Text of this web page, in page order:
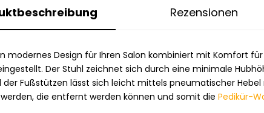
Rezensionen
modernes Design für Ihren Salon kombiniert mit Komfort für
Der Stuhl zeichnet sich durch eine minimale
der Fußstützen lässt sich leicht mittels pneumatischer
die entfernt werden können und somit diePedikür-